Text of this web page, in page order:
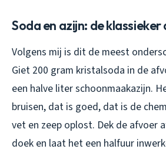
Soda en azijn: de
Volgens mij is dit de meest
Giet 200 gram kristalsoda in de
een halve liter schoonmaakazijn.
bruisen, dat is goed, dat is de
vet en zeep oplost. Dek de afvoer
doek en laat het een halfuur